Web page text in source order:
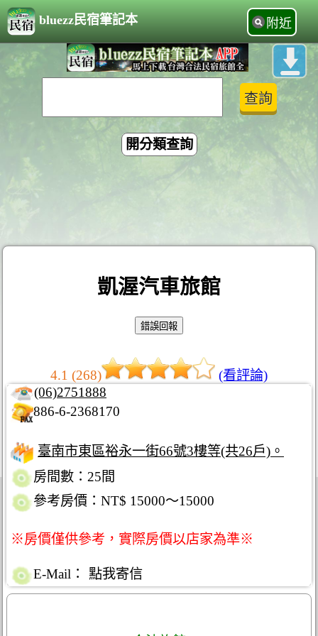
bluezz民宿筆記本 附近
開分類查詢
凱渥汽車旅館
4.1 (268)
(看評論)
(06)2751888
886-6-2368170
臺南市東區裕永一街66號3樓等(共26戶)。
房間數：25間
參考房價：NT$ 15000～15000
※房價僅供參考，實際房價以店家為準※
E-Mail： 點我寄信